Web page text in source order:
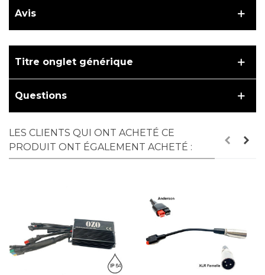
Avis
Titre onglet générique
Questions
LES CLIENTS QUI ONT ACHETÉ CE
PRODUIT ONT ÉGALEMENT ACHETÉ :